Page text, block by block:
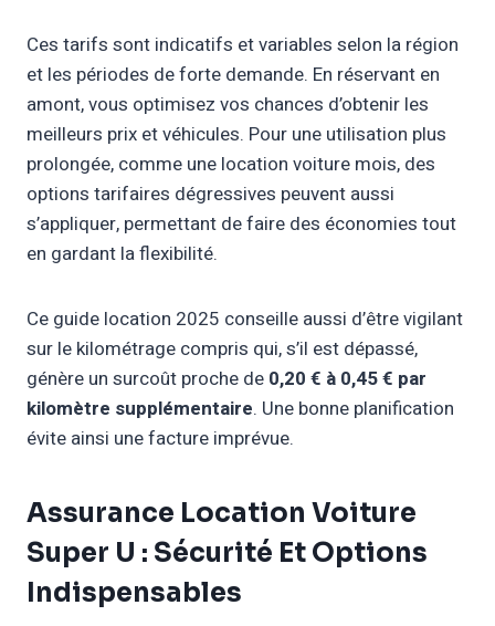
Ces tarifs sont indicatifs et variables selon la région
et les périodes de forte demande. En réservant en
amont, vous optimisez vos chances d’obtenir les
meilleurs prix et véhicules. Pour une utilisation plus
prolongée, comme une location voiture mois, des
options tarifaires dégressives peuvent aussi
s’appliquer, permettant de faire des économies tout
en gardant la flexibilité.
Ce guide location 2025 conseille aussi d’être vigilant
sur le kilométrage compris qui, s’il est dépassé,
génère un surcoût proche de 0,20 € à 0,45 € par
kilomètre supplémentaire. Une bonne planification
évite ainsi une facture imprévue.
Assurance Location Voiture
Super U : Sécurité Et Options
Indispensables